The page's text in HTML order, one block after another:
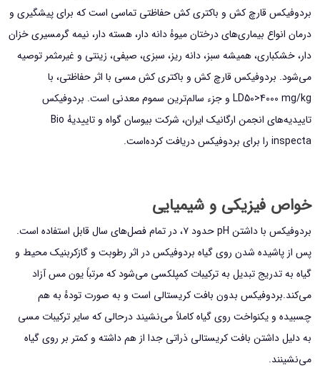
بردوفیکس قارچ کش و باکتری کش حفاظتی تماسی است که برای پیشگیری و
درمان انواع بیماری‌های درختان میوهٔ دانه دار، هسته دار، نیمه گرمسیری خزان
دار، خشکباری، همیشه سبز، دانه ریز، سبزی، صیفی، زینتی و غیرمثمر توصیه
می‌شود. بردوفیکس قارچ کش و باکتری کش مسی با اثر حفاظتی، با
LD50>4000 mg/kg و جزء سالم‌ترین سموم معدنی است. بردوفیکس
تاییدیه‌های انجمن ارگانیک ایران، شرکت بیوسان گواه و تاییدیهٔ Bio
inspecta را برای بردوفیکس دریافت کرده‌است.
خواص فیزیکی و شیمیایی
بردوفیکس با داشتن pH حدود ۷، در تمام فصل‌های سال قابل استفاده است.
پس از پاشیده شدن روی گیاه بردوفیکس در اثر رطوبت و گازکربنیک محیط و
گیاه به تدریج تبدیل به ترکیبات کمپلکسی می‌شود که مرتباً یون مس آزاد
می‌کند.بردوفیکس بدون بافت کریستالی است و به صورت تودهٔ به هم
چسبیده و یکنواخت روی گیاه کاملاً می‌نشیند درحالی که سایر ترکیبات مسی
به دلیل داشتن بافت کریستالی ذراتی جدا از هم داشته و کمتر بر روی گیاه
می‌نشینند.